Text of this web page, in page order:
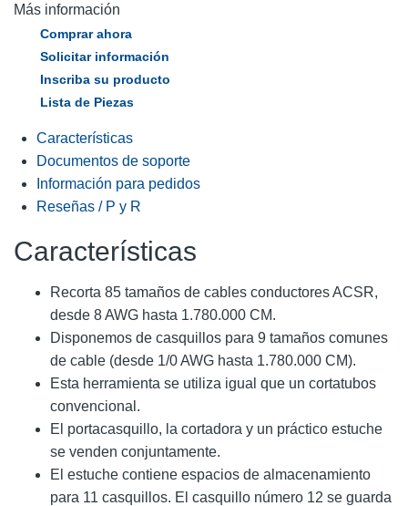
Más información
Comprar ahora
Solicitar información
Inscriba su producto
Lista de Piezas
Características
Documentos de soporte
Información para pedidos
Reseñas / P y R
Características
Recorta 85 tamaños de cables conductores ACSR,
desde 8 AWG hasta 1.780.000 CM.
Disponemos de casquillos para 9 tamaños comunes
de cable (desde 1/0 AWG hasta 1.780.000 CM).
Esta herramienta se utiliza igual que un cortatubos
convencional.
El portacasquillo, la cortadora y un práctico estuche
se venden conjuntamente.
El estuche contiene espacios de almacenamiento
para 11 casquillos. El casquillo número 12 se guarda